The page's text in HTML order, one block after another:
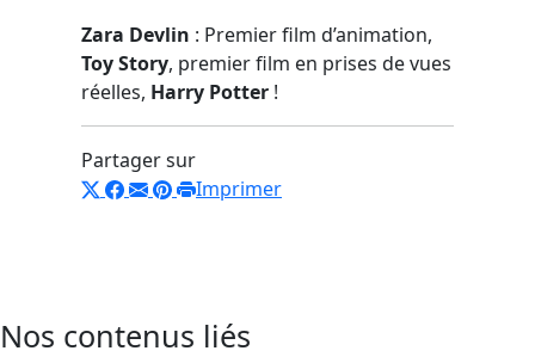
Zara Devlin : Premier film d’animation,
Toy Story, premier film en prises de vues
réelles, Harry Potter !
Partager sur
Imprimer
Nos contenus liés